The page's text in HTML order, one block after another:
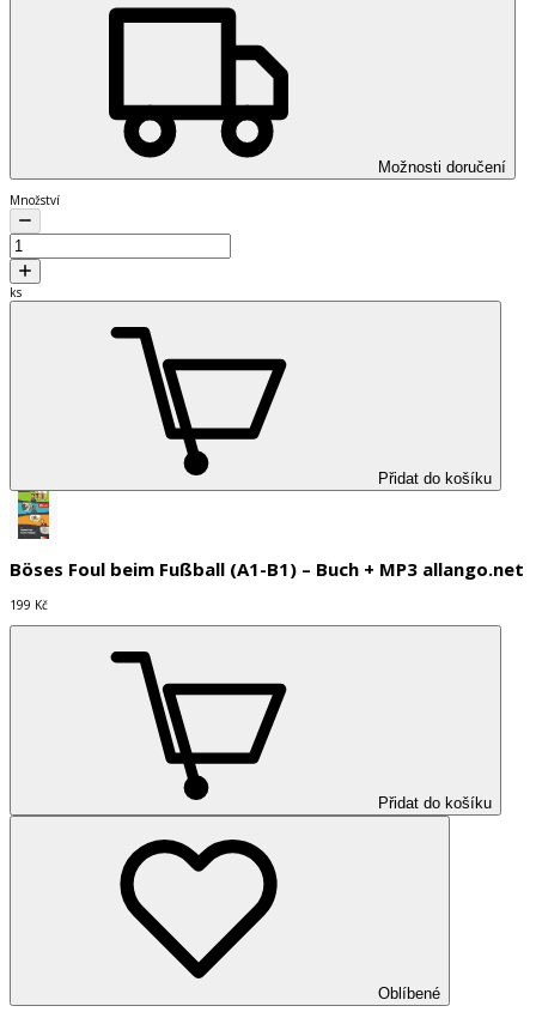
Možnosti doručení
Množství
ks
Přidat do košíku
Böses Foul beim Fußball (A1-B1) – Buch + MP3 allango.net
199 Kč
Přidat do košíku
Oblíbené